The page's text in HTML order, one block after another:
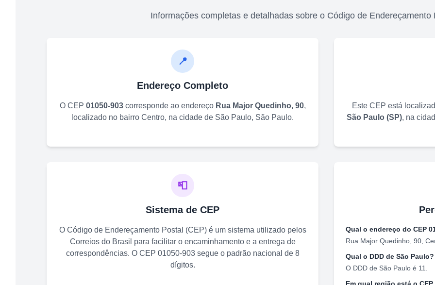
Informações completas e detalhadas sobre o Código de
📍
Endereço Completo
O CEP 01050-903corresponde ao endereço Rua Major Quedinho, 90,
localizado no bairro Centro, na cidade de São Paulo, São Paulo.
Este CEP está
São Paulo (SP), na
📮
Sistema de CEP
O Código de Endereçamento Postal (CEP) é um sistema utilizado pelos
Correios do Brasil para facilitar o encaminhamento e a entrega de
correspondências. O CEP 01050-903segue o padrão nacional de 8
dígitos.
Qual o endereço do CEP
Rua Major Quedinho, 90
Qual o DDD de São Paulo?
O DDD de São Paulo é 11
Em qual região está o CEP